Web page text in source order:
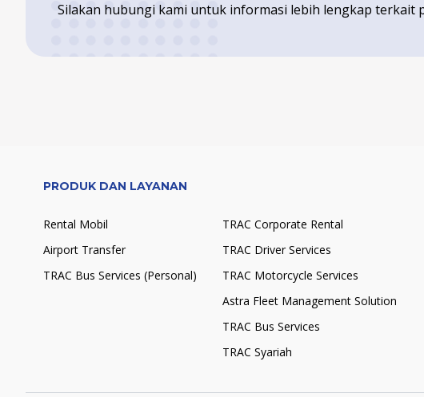
Silakan hubungi kami untuk informasi lebih lengkap terkait
PRODUK DAN LAYANAN
Rental Mobil
Airport Transfer
TRAC Bus Services (Personal)
TRAC Corporate Rental
TRAC Driver Services
TRAC Motorcycle Services
Astra Fleet Management Solution
TRAC Bus Services
TRAC Syariah